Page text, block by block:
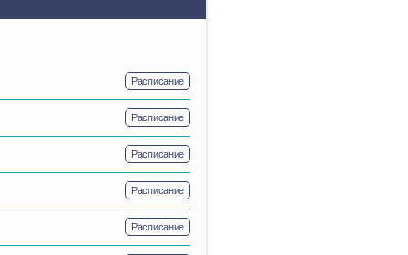
Расписание
Расписание
Расписание
Расписание
Расписание